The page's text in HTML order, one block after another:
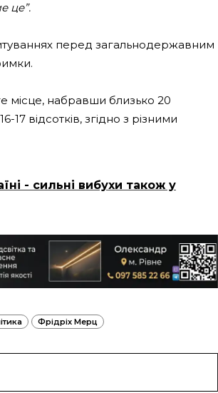
це”.
перед загальнодержавним
місце, набравши близько 20
17 відсотків, згідно з різними
- сильні вибухи також у
Фрідріх Мерц